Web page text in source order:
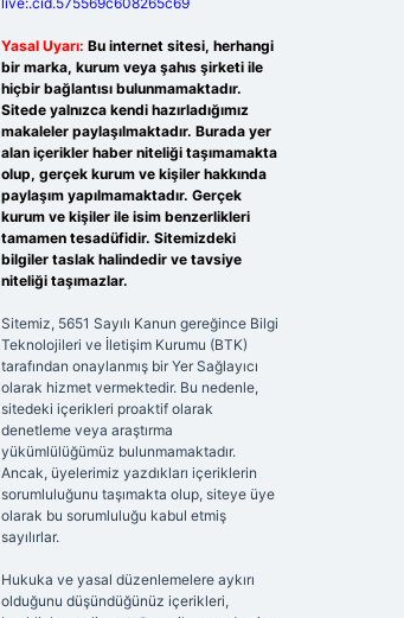
Yasal Uyarı: Bu internet sitesi, herhangi
bir marka, kurum veya şahıs şirketi ile
hiçbir bağlantısı bulunmamaktadır.
Sitede yalnızca kendi hazırladığımız
makaleler paylaşılmaktadır. Burada yer
alan içerikler haber niteliği taşımamakta
olup, gerçek kurum ve kişiler hakkında
paylaşım yapılmamaktadır. Gerçek
kurum ve kişiler ile isim benzerlikleri
tamamen tesadüfidir. Sitemizdeki
bilgiler taslak halindedir ve tavsiye
niteliği taşımazlar.
Sitemiz, 5651 Sayılı Kanun gereğince Bilgi
Teknolojileri ve İletişim Kurumu (BTK)
tarafından onaylanmış bir Yer Sağlayıcı
olarak hizmet vermektedir. Bu nedenle,
sitedeki içerikleri proaktif olarak
denetleme veya araştırma
yükümlülüğümüz bulunmamaktadır.
Ancak, üyelerimiz yazdıkları içeriklerin
sorumluluğunu taşımakta olup, siteye üye
olarak bu sorumluluğu kabul etmiş
sayılırlar.
Hukuka ve yasal düzenlemelere aykırı
olduğunu düşündüğünüz içerikleri,